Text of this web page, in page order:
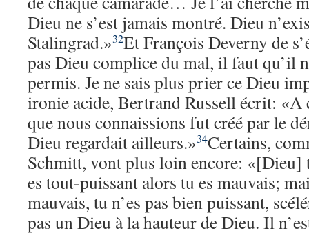
Dieu ne s’est jamais montré. Dieu
Stalingrad.»32Et François Deverny de
pas Dieu complice du mal, il faut qu’il
permis. Je ne sais plus prier ce Dieu
ironie acide, Bertrand Russell écrit: «A
que nous connaissions fut créé par le
Dieu regardait ailleurs.»34Certains,
Schmitt, vont plus loin encore: «[Dieu]
es tout-puissant alors tu es mauvais;
mauvais, tu n’es pas bien puissant,
pas un Dieu à la hauteur de Dieu. Il